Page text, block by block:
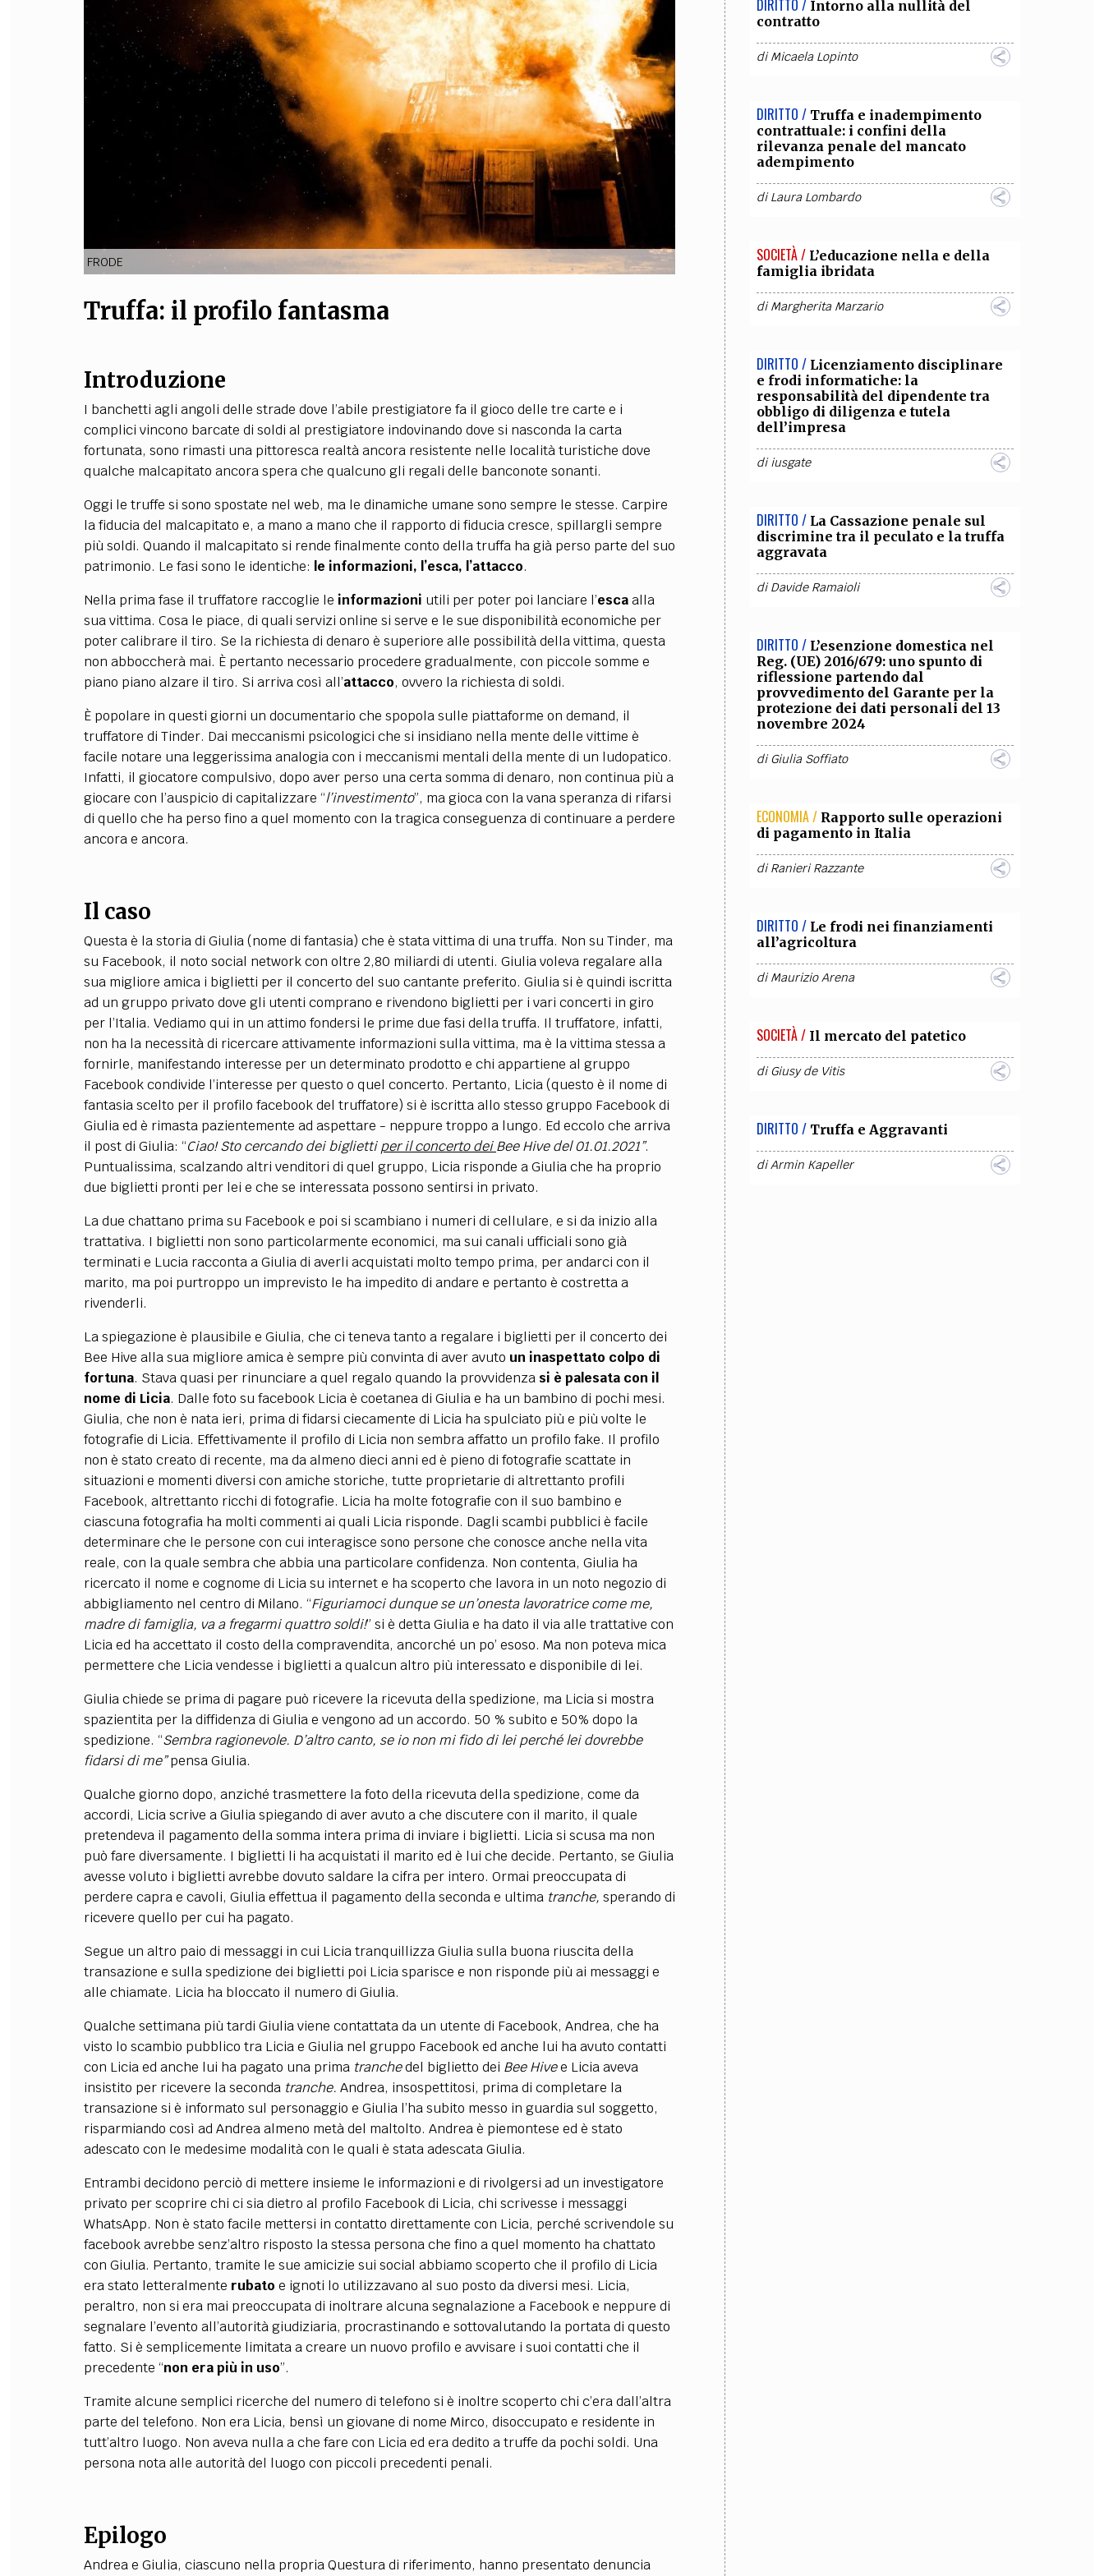
TEAM
FILODIRITTO REDAZIONE COMITATO SCIENTIFICO AUTORI CURATORI FOTOGRAFI COLLABORA CON NOI
EXTRA
CODICI RUBRICHE LIBRI PROCEEDINGS PUBBLICITÀ CONTATTI
SOCIAL MEDIA
FRODE
Truffa: il profilo fantasma
Introduzione
I banchetti agli angoli delle strade dove l’abile prestigiatore fa il gioco delle tre carte e i
complici vincono barcate di soldi al prestigiatore indovinando dove si nasconda la carta
fortunata, sono rimasti una pittoresca realtà ancora resistente nelle località turistiche dove
qualche malcapitato ancora spera che qualcuno gli regali delle banconote sonanti.
Oggi le truffe si sono spostate nel web, ma le dinamiche umane sono sempre le stesse. Carpire
la fiducia del malcapitato e, a mano a mano che il rapporto di fiducia cresce, spillargli sempre
più soldi. Quando il malcapitato si rende finalmente conto della truffa ha già perso parte del suo
patrimonio. Le fasi sono le identiche: le informazioni, l’esca, l’attacco.
Nella prima fase il truffatore raccoglie le informazioni utili per poter poi lanciare l’escaalla
sua vittima. Cosa le piace, di quali servizi online si serve e le sue disponibilità economiche per
poter calibrare il tiro. Se la richiesta di denaro è superiore alle possibilità della vittima, questa
non abboccherà mai. È pertanto necessario procedere gradualmente, con piccole somme e
piano piano alzare il tiro. Si arriva così all’attacco, ovvero la richiesta di soldi.
È popolare in questi giorni un documentario che spopola sulle piattaforme on demand, il
truffatore di Tinder. Dai meccanismi psicologici che si insidiano nella mente delle vittime è
facile notare una leggerissima analogia con i meccanismi mentali della mente di un ludopatico.
Infatti, il giocatore compulsivo, dopo aver perso una certa somma di denaro, non continua più a
giocare con l’auspicio di capitalizzare “l’investimento”, ma gioca con la vana speranza di rifarsi
di quello che ha perso fino a quel momento con la tragica conseguenza di continuare a perdere
ancora e ancora.
Il caso
Questa è la storia di Giulia (nome di fantasia) che è stata vittima di una truffa. Non su Tinder, ma
su Facebook, il noto social network con oltre 2,80 miliardi di utenti. Giulia voleva regalare alla
sua migliore amica i biglietti per il concerto del suo cantante preferito. Giulia si è quindi iscritta
ad un gruppo privato dove gli utenti comprano e rivendono biglietti per i vari concerti in giro
per l’Italia. Vediamo qui in un attimo fondersi le prime due fasi della truffa. Il truffatore, infatti,
non ha la necessità di ricercare attivamente informazioni sulla vittima, ma è la vittima stessa a
fornirle, manifestando interesse per un determinato prodotto e chi appartiene al gruppo
Facebook condivide l’interesse per questo o quel concerto. Pertanto, Licia (questo è il nome di
fantasia scelto per il profilo facebook del truffatore) si è iscritta allo stesso gruppo Facebook di
Giulia ed è rimasta pazientemente ad aspettare - neppure troppo a lungo. Ed eccolo che arriva
il post di Giulia: “Ciao! Sto cercando dei bigliettiper il concerto deiBee Hive del 01.01.2021”.
Puntualissima, scalzando altri venditori di quel gruppo, Licia risponde a Giulia che ha proprio
due biglietti pronti per lei e che se interessata possono sentirsi in privato.
La due chattano prima su Facebook e poi si scambiano i numeri di cellulare, e si da inizio alla
trattativa. I biglietti non sono particolarmente economici, ma sui canali ufficiali sono già
terminati e Lucia racconta a Giulia di averli acquistati molto tempo prima, per andarci con il
marito, ma poi purtroppo un imprevisto le ha impedito di andare e pertanto è costretta a
rivenderli.
La spiegazione è plausibile e Giulia, che ci teneva tanto a regalare i biglietti per il concerto dei
Bee Hive alla sua migliore amica è sempre più convinta di aver avuto un inaspettato colpo di
fortuna. Stava quasi per rinunciare a quel regalo quando la provvidenza si è palesata con il
nome di Licia. Dalle foto su facebook Licia è coetanea di Giulia e ha un bambino di pochi mesi.
Giulia, che non è nata ieri, prima di fidarsi ciecamente di Licia ha spulciato più e più volte le
fotografie di Licia. Effettivamente il profilo di Licia non sembra affatto un profilo fake. Il profilo
non è stato creato di recente, ma da almeno dieci anni ed è pieno di fotografie scattate in
situazioni e momenti diversi con amiche storiche, tutte proprietarie di altrettanto profili
Facebook, altrettanto ricchi di fotografie. Licia ha molte fotografie con il suo bambino e
ciascuna fotografia ha molti commenti ai quali Licia risponde. Dagli scambi pubblici è facile
determinare che le persone con cui interagisce sono persone che conosce anche nella vita
reale, con la quale sembra che abbia una particolare confidenza. Non contenta, Giulia ha
ricercato il nome e cognome di Licia su internet e ha scoperto che lavora in un noto negozio di
abbigliamento nel centro di Milano. “Figuriamoci dunque se un’onesta lavoratrice come me,
madre di famiglia, va a fregarmi quattro soldi!” si è detta Giulia e ha dato il via alle trattative con
Licia ed ha accettato il costo della compravendita, ancorché un po’ esoso. Ma non poteva mica
permettere che Licia vendesse i biglietti a qualcun altro più interessato e disponibile di lei.
Giulia chiede se prima di pagare può ricevere la ricevuta della spedizione, ma Licia si mostra
spazientita per la diffidenza di Giulia e vengono ad un accordo. 50 % subito e 50% dopo la
spedizione. “Sembra ragionevole. D’altro canto, se io non mi fido di lei perché lei dovrebbe
fidarsi di me”pensa Giulia.
Qualche giorno dopo, anziché trasmettere la foto della ricevuta della spedizione, come da
accordi, Licia scrive a Giulia spiegando di aver avuto a che discutere con il marito, il quale
pretendeva il pagamento della somma intera prima di inviare i biglietti. Licia si scusa ma non
può fare diversamente. I biglietti li ha acquistati il marito ed è lui che decide. Pertanto, se Giulia
avesse voluto i biglietti avrebbe dovuto saldare la cifra per intero. Ormai preoccupata di
perdere capra e cavoli, Giulia effettua il pagamento della seconda e ultima tranche, sperando di
ricevere quello per cui ha pagato.
Segue un altro paio di messaggi in cui Licia tranquillizza Giulia sulla buona riuscita della
transazione e sulla spedizione dei biglietti poi Licia sparisce e non risponde più ai messaggi e
alle chiamate. Licia ha bloccato il numero di Giulia.
Qualche settimana più tardi Giulia viene contattata da un utente di Facebook, Andrea, che ha
visto lo scambio pubblico tra Licia e Giulia nel gruppo Facebook ed anche lui ha avuto contatti
con Licia ed anche lui ha pagato una prima tranchedel biglietto dei Bee Hivee Licia aveva
insistito per ricevere la seconda tranche. Andrea, insospettitosi, prima di completare la
transazione si è informato sul personaggio e Giulia l’ha subito messo in guardia sul soggetto,
risparmiando così ad Andrea almeno metà del maltolto. Andrea è piemontese ed è stato
adescato con le medesime modalità con le quali è stata adescata Giulia.
Entrambi decidono perciò di mettere insieme le informazioni e di rivolgersi ad un investigatore
privato per scoprire chi ci sia dietro al profilo Facebook di Licia, chi scrivesse i messaggi
WhatsApp. Non è stato facile mettersi in contatto direttamente con Licia, perché scrivendole su
facebook avrebbe senz’altro risposto la stessa persona che fino a quel momento ha chattato
con Giulia. Pertanto, tramite le sue amicizie sui social abbiamo scoperto che il profilo di Licia
era stato letteralmente rubato e ignoti lo utilizzavano al suo posto da diversi mesi. Licia,
peraltro, non si era mai preoccupata di inoltrare alcuna segnalazione a Facebook e neppure di
segnalare l’evento all’autorità giudiziaria, procrastinando e sottovalutando la portata di questo
fatto. Si è semplicemente limitata a creare un nuovo profilo e avvisare i suoi contatti che il
precedente “non era più in uso”.
Tramite alcune semplici ricerche del numero di telefono si è inoltre scoperto chi c’era dall’altra
parte del telefono. Non era Licia, bensì un giovane di nome Mirco, disoccupato e residente in
tutt’altro luogo. Non aveva nulla a che fare con Licia ed era dedito a truffe da pochi soldi. Una
persona nota alle autorità del luogo con piccoli precedenti penali.
Epilogo
Andrea e Giulia, ciascuno nella propria Questura di riferimento, hanno presentato denuncia
DIRITTO / Intorno alla nullità del
contratto
diMicaela Lopinto
DIRITTO / Truffa e inadempimento
contrattuale: i confini della
rilevanza penale del mancato
adempimento
diLaura Lombardo
SOCIETÀ / L’educazione nella e della
famiglia ibridata
diMargherita Marzario
DIRITTO / Licenziamento disciplinare
e frodi informatiche: la
responsabilità del dipendente tra
obbligo di diligenza e tutela
dell’impresa
diiusgate
DIRITTO / La Cassazione penale sul
discrimine tra il peculato e la truffa
aggravata
diDavide Ramaioli
DIRITTO / L’esenzione domestica nel
Reg. (UE) 2016/679: uno spunto di
riflessione partendo dal
provvedimento del Garante per la
protezione dei dati personali del 13
novembre 2024
diGiulia Soffiato
ECONOMIA / Rapporto sulle operazioni
di pagamento in Italia
diRanieri Razzante
DIRITTO / Le frodi nei finanziamenti
all’agricoltura
diMaurizio Arena
SOCIETÀ / Il mercato del patetico
diGiusy de Vitis
DIRITTO / Truffa e Aggravanti
diArmin Kapeller